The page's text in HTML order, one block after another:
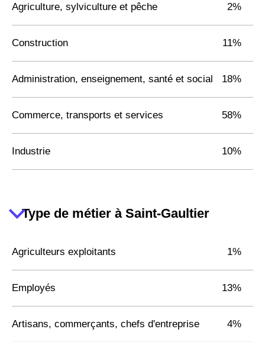
Agriculture, sylviculture et pêche 2%
Construction 11%
Administration, enseignement, santé et social 18%
Commerce, transports et services 58%
Industrie 10%
Type de métier à Saint-Gaultier
Agriculteurs exploitants 1%
Employés 13%
Artisans, commerçants, chefs d'entreprise 4%